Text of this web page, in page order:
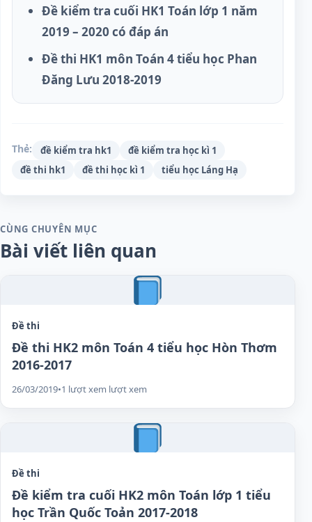
Đề kiểm tra cuối HK1 Toán lớp 1 năm
2019 – 2020 có đáp án
Đề thi HK1 môn Toán 4 tiểu học Phan
Đăng Lưu 2018-2019
Thẻ: đề kiểm tra hk1
đề kiểm tra học kì 1
đề thi hk1
đề thi học kì 1 tiểu học Láng Hạ
CÙNG CHUYÊN MỤC
Bài viết liên quan
Đề thi
Đề thi HK2 môn Toán 4 tiểu học Hòn Thơm
2016-2017
26/03/2019•1 lượt xem lượt xem
Đề thi
Đề kiểm tra cuối HK2 môn Toán lớp 1 tiểu
học Trần Quốc Toản 2017-2018